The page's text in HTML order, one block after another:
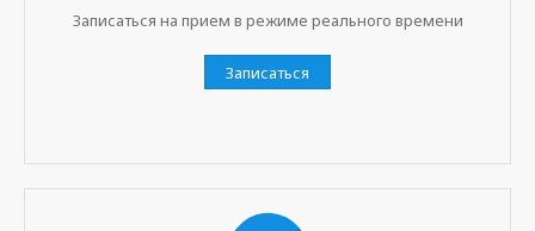
Записаться на прием в режиме реального времени
Записаться